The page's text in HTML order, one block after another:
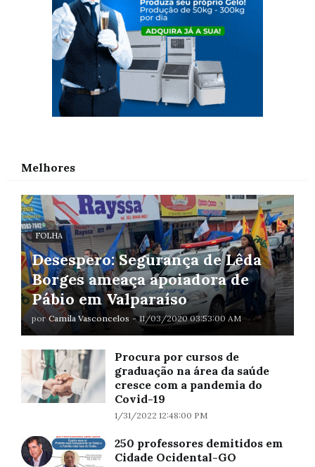
Melhores
FOLHA
Desespero: Segurança de Lêda
Borges ameaça apoiadora de
Pábio em Valparaíso
por Camila Vasconcelos - 11/03/2020 03:53:00 AM
Procura por cursos de
graduação na área da saúde
cresce com a pandemia do
Covid-19
1/31/2022 12:48:00 PM
250 professores demitidos em
Cidade Ocidental-GO